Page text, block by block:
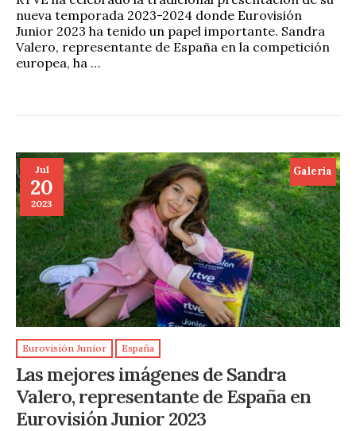
nueva temporada 2023-2024 donde Eurovisión
Junior 2023 ha tenido un papel importante. Sandra
Valero, representante de España en la competición
europea, ha …
Jul
20
2023
Galeria
Eurovisión Junior España
Las mejores imágenes de Sandra
Valero, representante de España en
Eurovisión Junior 2023